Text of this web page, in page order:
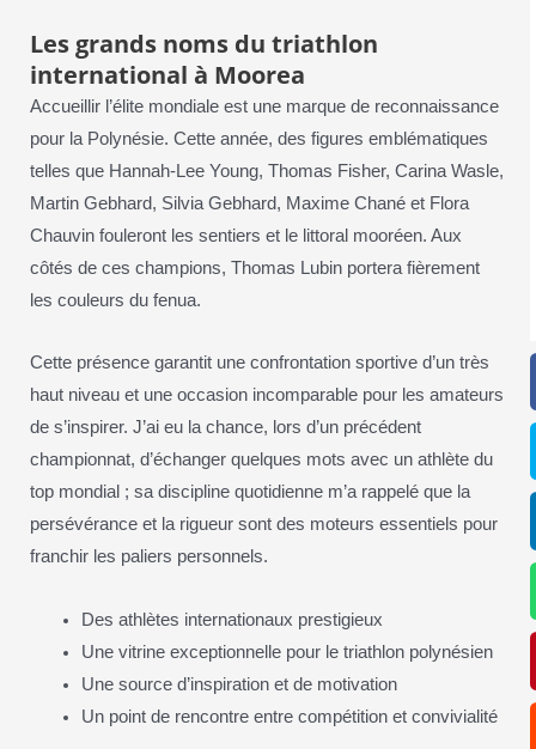
Les grands noms du triathlon
international à Moorea
Accueillir l’élite mondiale est une marque de reconnaissance
pour la Polynésie. Cette année, des figures emblématiques
telles que Hannah-Lee Young, Thomas Fisher, Carina Wasle,
Martin Gebhard, Silvia Gebhard, Maxime Chané et Flora
Chauvin fouleront les sentiers et le littoral mooréen. Aux
côtés de ces champions, Thomas Lubin portera fièrement
les couleurs du fenua.
Cette présence garantit une confrontation sportive d’un très
haut niveau et une occasion incomparable pour les amateurs
de s’inspirer. J’ai eu la chance, lors d’un précédent
championnat, d’échanger quelques mots avec un athlète du
top mondial ; sa discipline quotidienne m’a rappelé que la
persévérance et la rigueur sont des moteurs essentiels pour
franchir les paliers personnels.
Des athlètes internationaux prestigieux
Une vitrine exceptionnelle pour le triathlon polynésien
Une source d’inspiration et de motivation
Un point de rencontre entre compétition et convivialité